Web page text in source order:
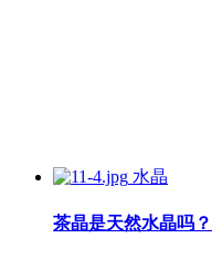
水晶
茶晶是天然水晶吗？